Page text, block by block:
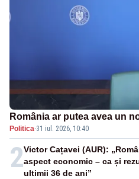
România ar putea avea un
Politica·31 iul. 2026, 10:40
2Victor Cațavei (AUR):
aspect economic – ca și
ultimii 36 de ani”